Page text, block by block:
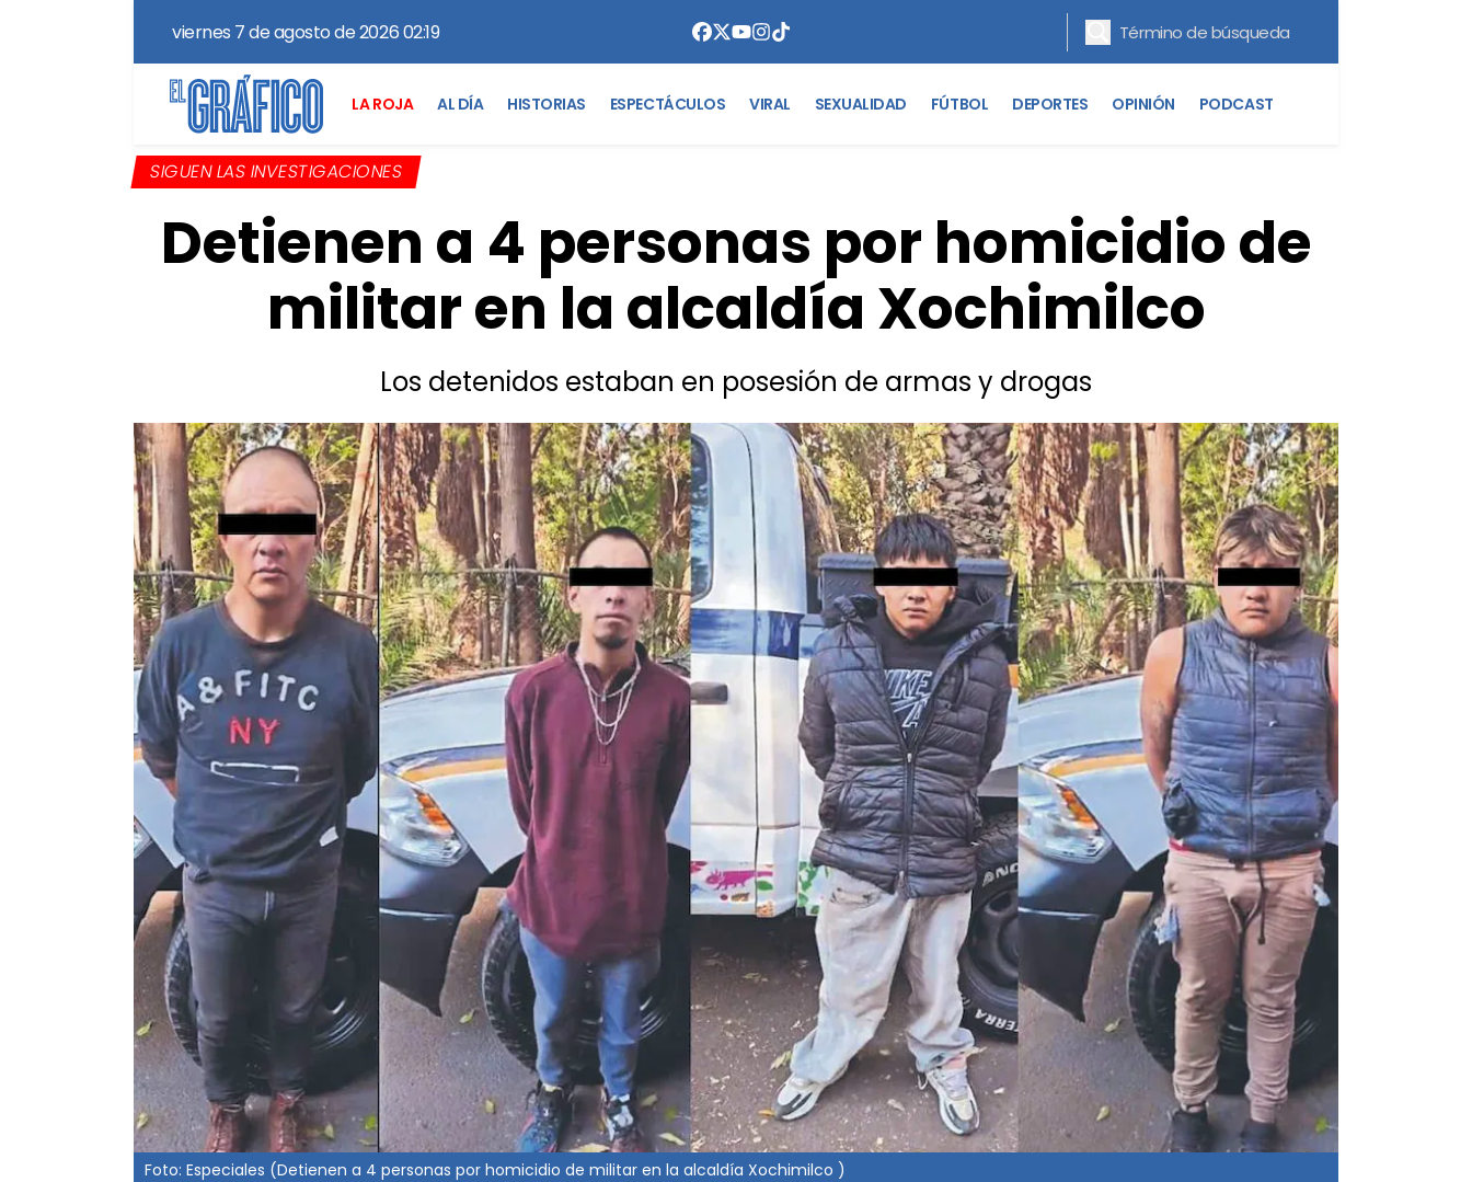
viernes 7 de agosto de 2026 02:19
LA ROJA AL DÍA HISTORIAS ESPECTÁCULOS VIRAL SEXUALIDAD FÚTBOL DEPORTES OPINIÓN PODCAST
SIGUEN LAS INVESTIGACIONES
Detienen a 4 personas por homicidio de
militar en la alcaldía Xochimilco
Los detenidos estaban en posesión de armas y drogas
Foto: Especiales (Detienen a 4 personas por homicidio de militar en la alcaldía Xochimilco )